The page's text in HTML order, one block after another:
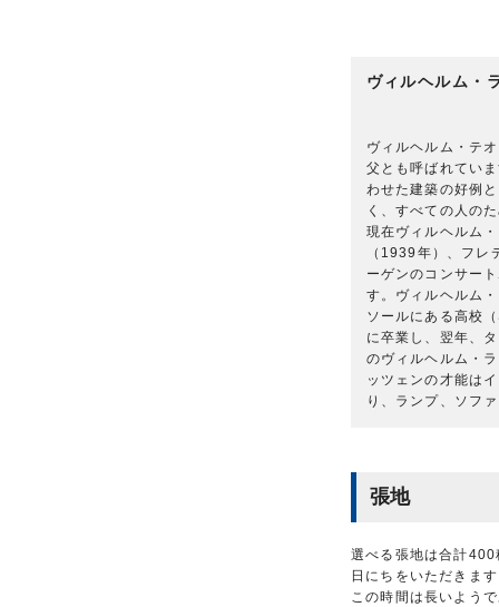
ヴィルヘルム・
ヴィルヘルム・テ
父とも呼ばれてい
わせた建築の好例
く、すべての人の
現在ヴィルヘルム
（1939年）、フ
ーゲンのコンサー
す。ヴィルヘルム
ソールにある高校
に卒業し、翌年、
のヴィルヘルム・
ッツェンの才能は
り、ランプ、ソフ
張地
選べる張地は合計
日にちをいただきま
この時間は長いよう